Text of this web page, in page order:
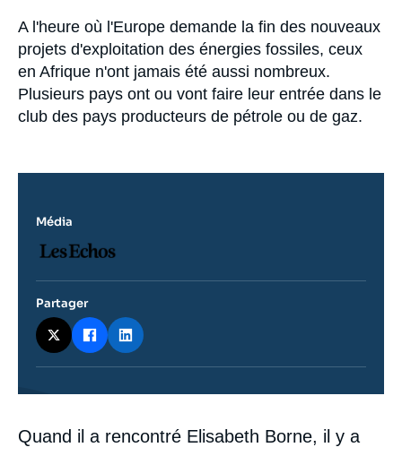
Accroche
A l'heure où l'Europe demande la fin des nouveaux
projets d'exploitation des énergies fossiles, ceux
en Afrique n'ont jamais été aussi nombreux.
Plusieurs pays ont ou vont faire leur entrée dans le
club des pays producteurs de pétrole ou de gaz.
Contenu
intervention
Quand il a rencontré Elisabeth Borne, il y a
Média
Logo
Partager